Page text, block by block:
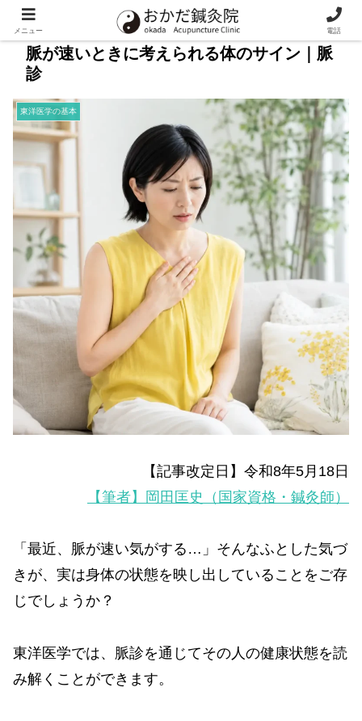
脈が速いときに考えられる体のサイン｜脈
診
東洋医学の基本
【記事改定日】令和8年5月18日
【筆者】岡田匡史（国家資格・鍼灸師）
「最近、脈が速い気がする…」そんなふとした気づ
きが、実は身体の状態を映し出していることをご存
じでしょうか？
東洋医学では、脈診を通じてその人の健康状態を読
み解くことができます。
メニュー 電話